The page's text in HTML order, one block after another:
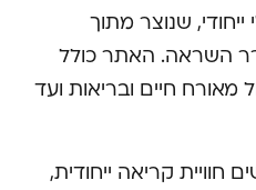
ייחודי, שנוצר מתוך
השראה. האתר כולל
מאורח חיים ובריאות ועד
חוויית קריאה ייחודית,